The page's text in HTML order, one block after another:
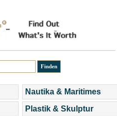
Nautika & Maritimes
Plastik & Skulptur